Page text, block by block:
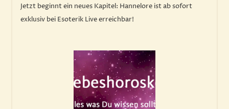
Jetzt beginnt ein neues Kapitel: Hannelore ist ab sofort
exklusiv bei Esoterik Live erreichbar!